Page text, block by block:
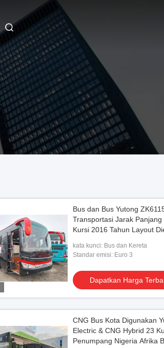
Bus dan Bus Yutong
Transportasi Jarak Panjang
Kursi 2016 Tahun Layout
kata kunci: Bus dan Kereta
Standar emisi: Euro 3
Dapatkan Harga
CNG Bus Kota Digunakan
Electric & CNG Hybrid 23
Penumpang Nigeria Afrika